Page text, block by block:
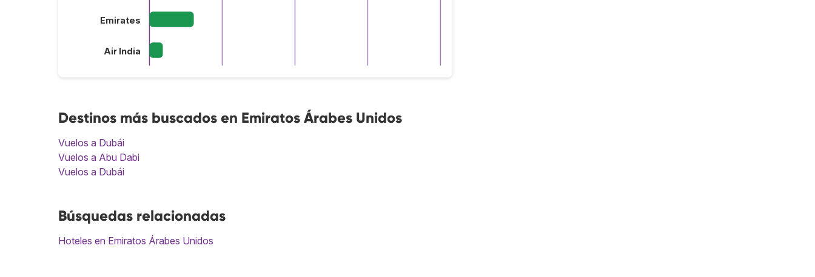
Emirates
Air India
Destinos más buscados en Emiratos Árabes Unidos
Vuelos a Dubái
Vuelos a Abu Dabi
Vuelos a Dubái
Búsquedas relacionadas
Hoteles en Emiratos Árabes Unidos